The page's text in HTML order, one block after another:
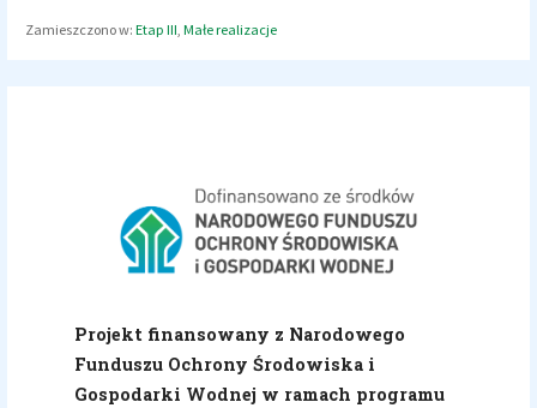
Zamieszczono w: Etap III Małe realizacje
Projekt finansowany z Narodowego
Funduszu Ochrony Środowiska i
Gospodarki Wodnej w ramach programu